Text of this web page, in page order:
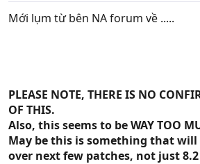
Mới lụm từ bên NA forum về .....
PLEASE NOTE, THERE IS NO
OF THIS.
Also, this seems to be WAY TOO
May be this is something that
over next few patches, not just 8.2